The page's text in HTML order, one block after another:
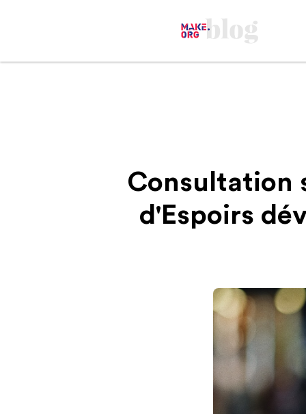
Consultation
d'Espoirs